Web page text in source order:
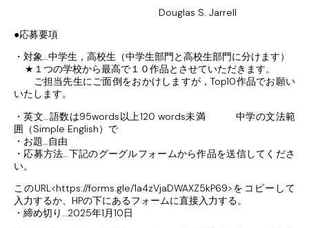
Douglas S. Jarrell
●応募要項
・対象…中学生，高校生（中学生部門と高校生部門に分けます）
★１つの学校から最高で１０作品とさせていただきます。
ご担当先生にご面倒をおかけしますが，Top10作品でお願い
いたします。
・英文…語数は95words以上120 words未満 中学の文法範
囲（Simple English）で
・お題…自由
・応募方法…下記のグーグルフォームから作品を送信してくださ
い。
このURL<https://forms.gle/1a4zVjaDWAXZ5kP69>をコピーして
入力するか、HPの下にあるフォームに直接入力する。
・締め切り…2025年1月10日